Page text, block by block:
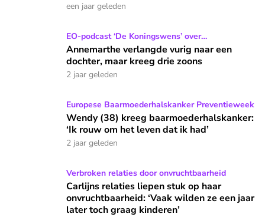
een jaar geleden
Annemarthe verlangde vurig naar een dochter, maar kreeg
EO-podcast ‘De Koningswens’ over
geslachtsteleurstelling
Annemarthe verlangde vurig naar een
dochter, maar kreeg drie zoons
2 jaar geleden
Wendy (38) kreeg baarmoederhalskanker: ‘Ik rouw om het
Europese Baarmoederhalskanker Preventieweek
Wendy (38) kreeg baarmoederhalskanker:
‘Ik rouw om het leven dat ik had’
2 jaar geleden
Carlijns relaties liepen stuk op haar onvruchtbaarheid:
Verbroken relaties door onvruchtbaarheid
Carlijns relaties liepen stuk op haar
onvruchtbaarheid: ‘Vaak wilden ze een jaar
later toch graag kinderen’